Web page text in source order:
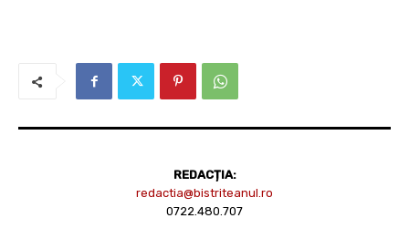
REDACȚIA:
redactia@bistriteanul.ro
0722.480.707